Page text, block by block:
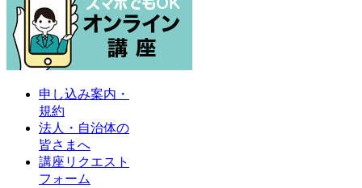
申し込み案内・
規約
法人・自治体の
皆さまへ
講座リクエスト
フォーム